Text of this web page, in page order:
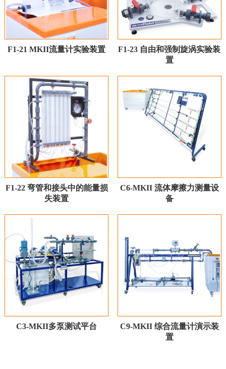
F1-21 MKII流量计实验装置
F1-23 自由和强制旋涡实验装
置
F1-22 弯管和接头中的能量损
失装置
C6-MKII 流体摩擦力测量设
备
C3-MKII多泵测试平台
C9-MKII 综合流量计演示装
置